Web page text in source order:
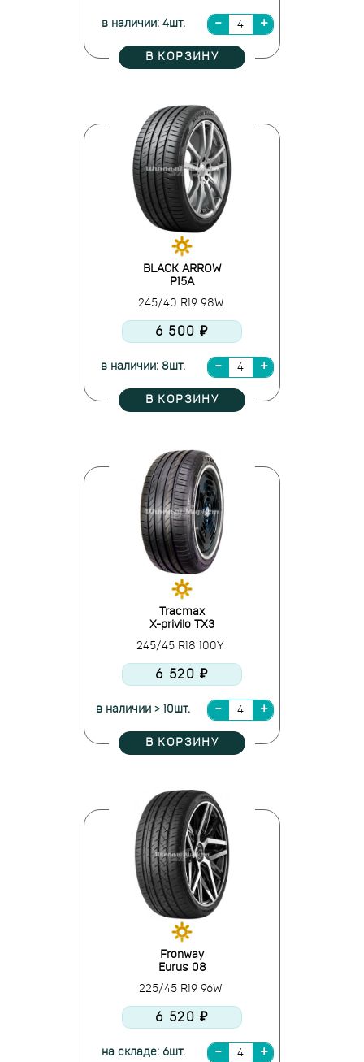
в наличии: 4шт.
В КОРЗИНУ
BLACK ARROW
P15A
245/40 R19 98W
6 500 ₽
в наличии: 8шт.
В КОРЗИНУ
Tracmax
X-privilo TX3
245/45 R18 100Y
6 520 ₽
в наличии > 10шт.
В КОРЗИНУ
Fronway
Eurus 08
225/45 R19 96W
6 520 ₽
на складе: 6шт.